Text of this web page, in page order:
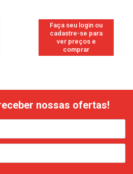
Faça seu login ou
cadastre-se para
ver preços e
comprar
nossas ofertas!